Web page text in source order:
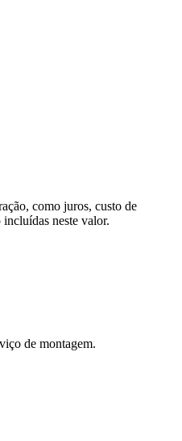
como juros, custo de
incluídas neste valor.
de montagem.